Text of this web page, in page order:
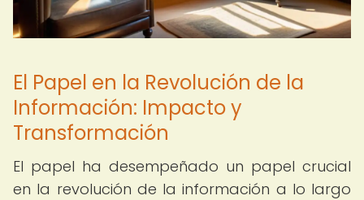
El Papel en la Revolución de la
Información: Impacto y
Transformación
El papel ha desempeñado un papel crucial
en la revolución de la información a lo largo